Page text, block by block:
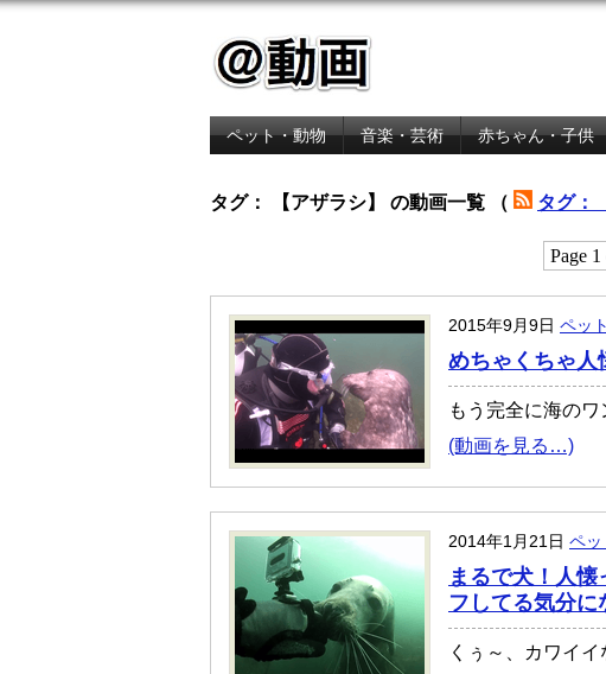
ペット・動物 音楽・芸術 赤ちゃん・子供
タグ： 【アザラシ】 の動画一覧 （ タグ：
Page 1
2015年9月9日 ペッ
めちゃくちゃ人
もう完全に海のワ
(動画を見る…)
2014年1月21日 ペッ
まるで犬！人
フしてる気分
くぅ～、カワイイ